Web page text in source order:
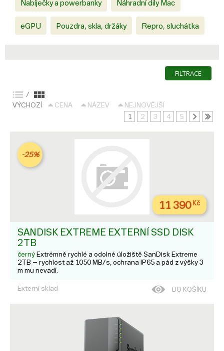
Nabíječky a powerbanky Náhradní dily Mac
eGPU Pouzdra, skla, držáky Repro, sluchátka
FILTRACE
/
VÝCHOZÍ
CENA NÁZEV
NEJNOVĚJŠÍ
1
2 3 4 5
-25%
11 390Kč
SANDISK EXTREME EXTERNÍ SSD DISK
2TB
černý Extrémně rychlé a odolné úložiště SanDisk Extreme
2TB – rychlost až 1050 MB/s, ochrana IP65 a pád z výšky 3
m mu nevadí.
Externí sklad DO KOŠÍKU